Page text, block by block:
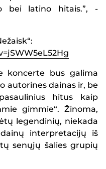
bei latino hitais.”, -
koncerte bus galima
autorines dainas ir, be
hitus kaip
gimmie“. Žinoma,
legendinių, niekada
interpretacijų iš
senųjų šalies grupių